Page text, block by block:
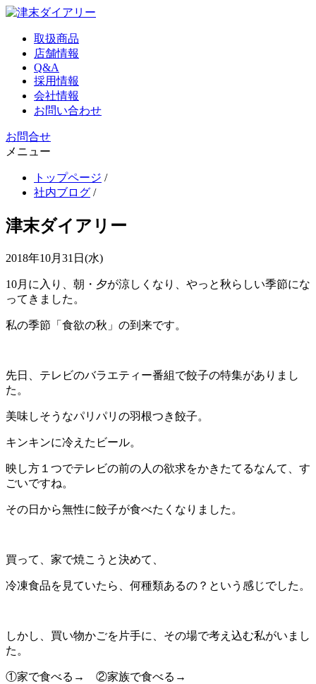
取扱商品
店舗情報
Q&A
採用情報
会社情報
お問い合わせ
お問合せ
メニュー
トップページ /
社内ブログ /
津末ダイアリー
2018年10月31日(水)
10月に入り、朝・夕が涼しくなり、やっと秋らしい季節にな
ってきました。
私の季節「食欲の秋」の到来です。
先日、テレビのバラエティー番組で餃子の特集がありまし
た。
美味しそうなパリパリの羽根つき餃子。
キンキンに冷えたビール。
映し方１つでテレビの前の人の欲求をかきたてるなんて、す
ごいですね。
その日から無性に餃子が食べたくなりました。
買って、家で焼こうと決めて、
冷凍食品を見ていたら、何種類あるの？という感じでした。
しかし、買い物かごを片手に、その場で考え込む私がいまし
た。
①家で食べる→ ②家族で食べる→